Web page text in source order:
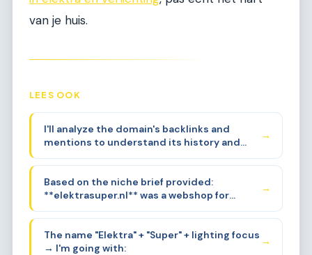
van je huis.
LEES OOK
I'll analyze the domain's backlinks and
mentions to understand its history and
original focus before building the content
structure.
→
Based on the niche brief provided:
**elektrasuper.nl** was a webshop for
electrical articles with a strong focus on
**verlichting** (lighting) — specifically
gloeilampen, sierlampen, and LED-
verlichting.
→
The name "Elektra" + "Super" + lighting focus
→ I'm going with:
→